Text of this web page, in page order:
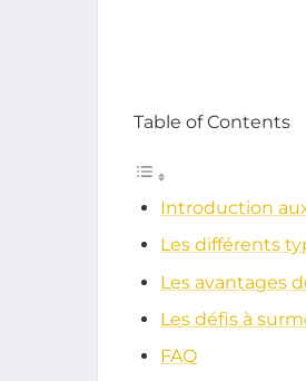
Table of Contents
Introduction
Les différents
Les avantages
Les défis à
FAQ